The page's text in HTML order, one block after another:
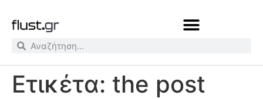
Ετικέτα: the post